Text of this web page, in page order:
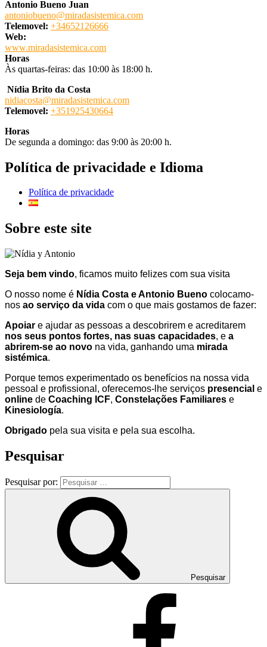
Antonio Bueno Juan
antoniobueno@miradasistemica.com
Telemovel: +34652126666
Web:
www.miradasistemica.com
Horas
Às quartas-feiras: das 10:00 às 18:00 h.
Nídia Brito da Costa
nidiacosta@miradasistemica.com
Telemovel: +351925430664
Horas
De segunda a domingo: das 9:00 às 20:00 h.
Política de privacidade e Idioma
Política de privacidade
Sobre este site
Seja bem vindo, ficamos muito felizes com sua visita
O nosso nome é Nídia Costa e Antonio Bueno colocamo-
nos ao serviço da vida com o que mais gostamos de fazer:
Apoiar e ajudar as pessoas a descobrirem e acreditarem
nos seus pontos fortes, nas suas capacidades, e a
abrirem-se ao novo na vida, ganhando uma mirada
sistémica.
Porque temos experimentado os benefícios na nossa vida
pessoal e profissional, oferecemos-lhe serviços presencial e
online de Coaching ICF, Constelações Familiares e
Kinesiología.
Obrigado pela sua visita e pela sua escolha.
Pesquisar
Pesquisar por:
Pesquisar